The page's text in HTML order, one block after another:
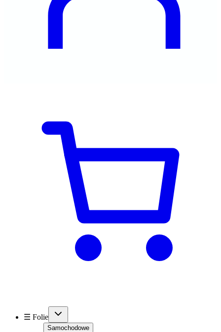
☰ Folie
Samochodowe